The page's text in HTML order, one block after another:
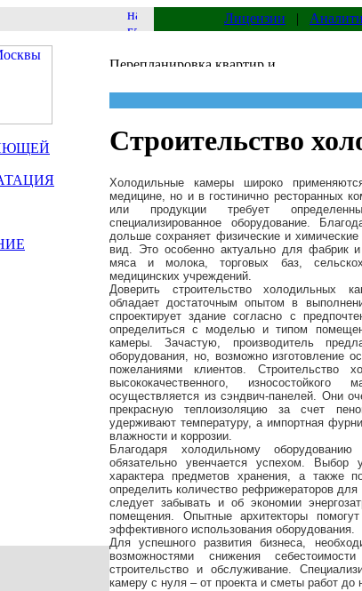
Лицензии |
Строительство
Холодильные камеры широко
медицине, но и в гостинично ресторанных
или продукции требует
специализированное оборудование.
дольше сохраняет физические и
вид. Это особенно актуально для фабрик
мяса и молока, торговых баз,
медицинских учреждений.
Доверить
строительство холодильных
обладает достаточным опытом в
спроектирует здание согласно с
определиться с моделью и типом
камеры. Зачастую, производитель
оборудования, но, возможно изготовление
пожеланиями клиентов. Строительство
высококачественного,
осуществляется из сэндвич-панелей. Они
прекрасную теплоизоляцию за счет
удерживают температуру, а импортная
влажности и коррозии.
Благодаря холодильному
обязательно увенчается успехом.
характера предметов хранения, а также
определить количество рефрижераторов
следует забывать и об экономии
помещения. Опытные архитекторы
эффективного использования оборудования.
Для успешного развития бизнеса,
возможностями снижения
строительство и обслуживание.
камеру с нуля – от проекта и сметы работ до